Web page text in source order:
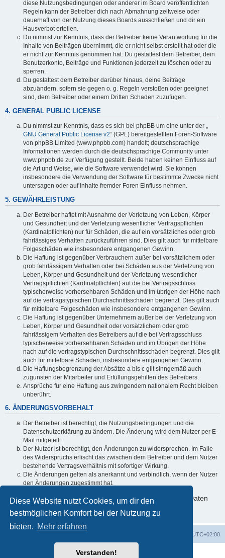
Diese Website nutzt Cookies, um dir den
bestmöglichen Komfort bei der Nutzung zu
bieten. Mehr erfahren
Verstanden!
diese Nutzungsbedingungen oder anderer im Board veröffentlichten
Regeln kann der Betreiber dich nach Abmahnung zeitweise oder
dauerhaft von der Nutzung dieses Boards ausschließen und dir ein
Hausverbot erteilen.
Du nimmst zur Kenntnis, dass der Betreiber keine Verantwortung für die
Inhalte von Beiträgen übernimmt, die er nicht selbst erstellt hat oder die
er nicht zur Kenntnis genommen hat. Du gestattest dem Betreiber, dein
Benutzerkonto, Beiträge und Funktionen jederzeit zu löschen oder zu
sperren.
Du gestattest dem Betreiber darüber hinaus, deine Beiträge
abzuändern, sofern sie gegen o. g. Regeln verstoßen oder geeignet
sind, dem Betreiber oder einem Dritten Schaden zuzufügen.
4. GENERAL PUBLIC LICENSE
Du nimmst zur Kenntnis, dass es sich bei phpBB um eine unter der „
GNU General Public License v2“ (GPL) bereitgestellten Foren-Software
von phpBB Limited (www.phpbb.com) handelt; deutschsprachige
Informationen werden durch die deutschsprachige Community unter
www.phpbb.de zur Verfügung gestellt. Beide haben keinen Einfluss auf
die Art und Weise, wie die Software verwendet wird. Sie können
insbesondere die Verwendung der Software für bestimmte Zwecke nicht
untersagen oder auf Inhalte fremder Foren Einfluss nehmen.
5. GEWÄHRLEISTUNG
Der Betreiber haftet mit Ausnahme der Verletzung von Leben, Körper
und Gesundheit und der Verletzung wesentlicher Vertragspflichten
(Kardinalpflichten) nur für Schäden, die auf ein vorsätzliches oder grob
fahrlässiges Verhalten zurückzuführen sind. Dies gilt auch für mittelbare
Folgeschäden wie insbesondere entgangenen Gewinn.
Die Haftung ist gegenüber Verbrauchern außer bei vorsätzlichem oder
grob fahrlässigem Verhalten oder bei Schäden aus der Verletzung von
Leben, Körper und Gesundheit und der Verletzung wesentlicher
Vertragspflichten (Kardinalpflichten) auf die bei Vertragsschluss
typischerweise vorhersehbaren Schäden und im übrigen der Höhe nach
auf die vertragstypischen Durchschnittsschäden begrenzt. Dies gilt auch
für mittelbare Folgeschäden wie insbesondere entgangenen Gewinn.
Die Haftung ist gegenüber Unternehmern außer bei der Verletzung von
Leben, Körper und Gesundheit oder vorsätzlichem oder grob
fahrlässigem Verhalten des Betreibers auf die bei Vertragsschluss
typischerweise vorhersehbaren Schäden und im Übrigen der Höhe
nach auf die vertragstypischen Durchschnittsschäden begrenzt. Dies gilt
auch für mittelbare Schäden, insbesondere entgangenen Gewinn.
Die Haftungsbegrenzung der Absätze a bis c gilt sinngemäß auch
zugunsten der Mitarbeiter und Erfüllungsgehilfen des Betreibers.
Ansprüche für eine Haftung aus zwingendem nationalem Recht bleiben
unberührt.
6. ÄNDERUNGSVORBEHALT
Der Betreiber ist berechtigt, die Nutzungsbedingungen und die
Datenschutzerklärung zu ändern. Die Änderung wird dem Nutzer per E-
Mail mitgeteilt.
Der Nutzer ist berechtigt, den Änderungen zu widersprechen. Im Falle
des Widerspruchs erlischt das zwischen dem Betreiber und dem Nutzer
bestehende Vertragsverhältnis mit sofortiger Wirkung.
Die Änderungen gelten als anerkannt und verbindlich, wenn der Nutzer
den Änderungen zugestimmt hat.
Informationen über den Umgang mit deinen persönlichen Daten
sind in der Datenschutzerklärung enthalten.
UTC+02:00
Powered byphpBB® Forum Software © phpBB Limited